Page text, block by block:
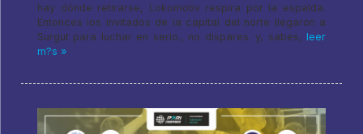
hay dónde retirarse, Lokomotiv respira por la espalda.
Entonces los invitados de la capital del norte llegaron a
Surgut para luchar en serio., no dispares. y, sabes, leer
m?s »